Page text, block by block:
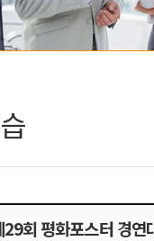
회 평화포스터 경연